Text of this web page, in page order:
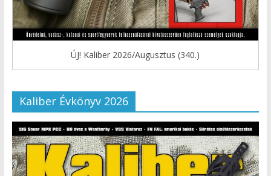
ÚJ! Kaliber 2026/Augusztus (340.)
Kaliber Évkönyv 2026